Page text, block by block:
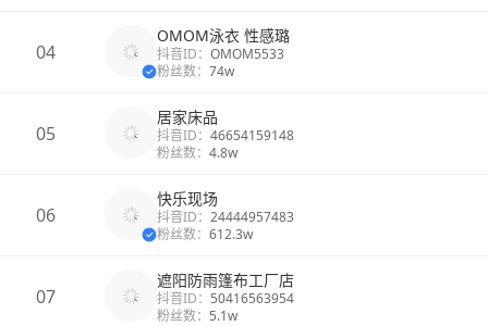
04
OMOM泳衣 性感璐
抖音ID： OMOM5533
粉丝数： 74w
05
居家床品
抖音ID： 46654159148
粉丝数： 4.8w
06
快乐现场
抖音ID： 24444957483
粉丝数： 612.3w
07
遮阳防雨篷布工厂店
抖音ID： 50416563954
粉丝数： 5.1w